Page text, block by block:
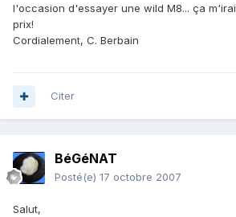
l'occasion d'essayer une wild M8... ça
prix!
Cordialement, C. Berbain
Citer
BéGéNAT
Posté(e) 17 octobre 2007
Salut,